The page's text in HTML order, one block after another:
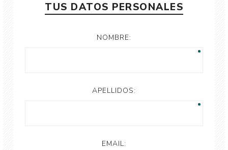
TUS DATOS PERSONALES
NOMBRE:
APELLIDOS:
EMAIL: